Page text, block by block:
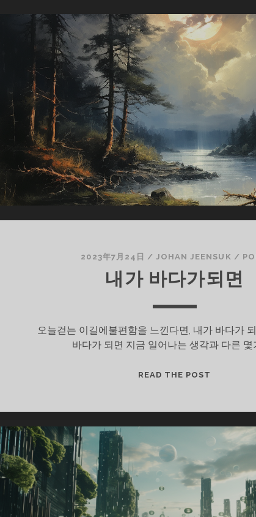
2023年7月24日 /JOHAN JEENSUK /
내가 바다가되면
오늘걷는 이길에불편함을 느낀다면, 내가 바다가
바다가 되면 지금 일어나는 생각과 다른 몇
READ THE POST
면